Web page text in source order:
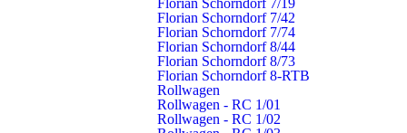
Florian Schorndorf 7/42
Florian Schorndorf 7/74
Florian Schorndorf 8/44
Florian Schorndorf 8/73
Florian Schorndorf 8-RTB
Rollwagen
Rollwagen - RC 1/01
Rollwagen - RC 1/02
© 2019 Freiwillige Feuerwehr Schorndorf —
klickmanufaktur
Datenschutz Impressum